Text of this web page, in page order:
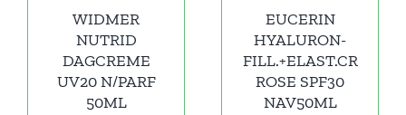
WIDMER
NUTRID
DAGCREME
UV20 N/PARF
50ML
EUCERIN
HYALURON-
FILL.+ELAST.CR
ROSE SPF30
NAV50ML